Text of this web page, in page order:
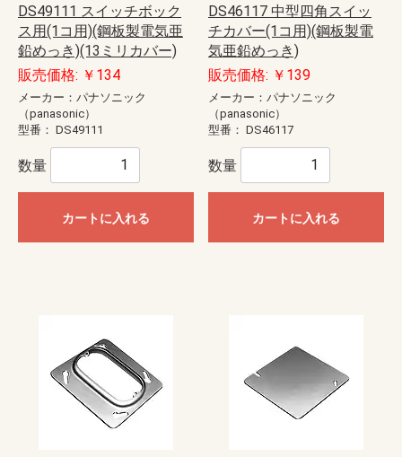
DS49111 スイッチボック
ス用(1コ用)(鋼板製電気亜
鉛めっき)(13ミリカバー)
販売価格: ￥134
メーカー：パナソニック
（panasonic）
型番： DS49111
数量
カートに入れる
DS46117 中型四角スイッ
チカバー(1コ用)(鋼板製電
気亜鉛めっき)
販売価格: ￥139
メーカー：パナソニック
（panasonic）
型番： DS46117
数量
カートに入れる